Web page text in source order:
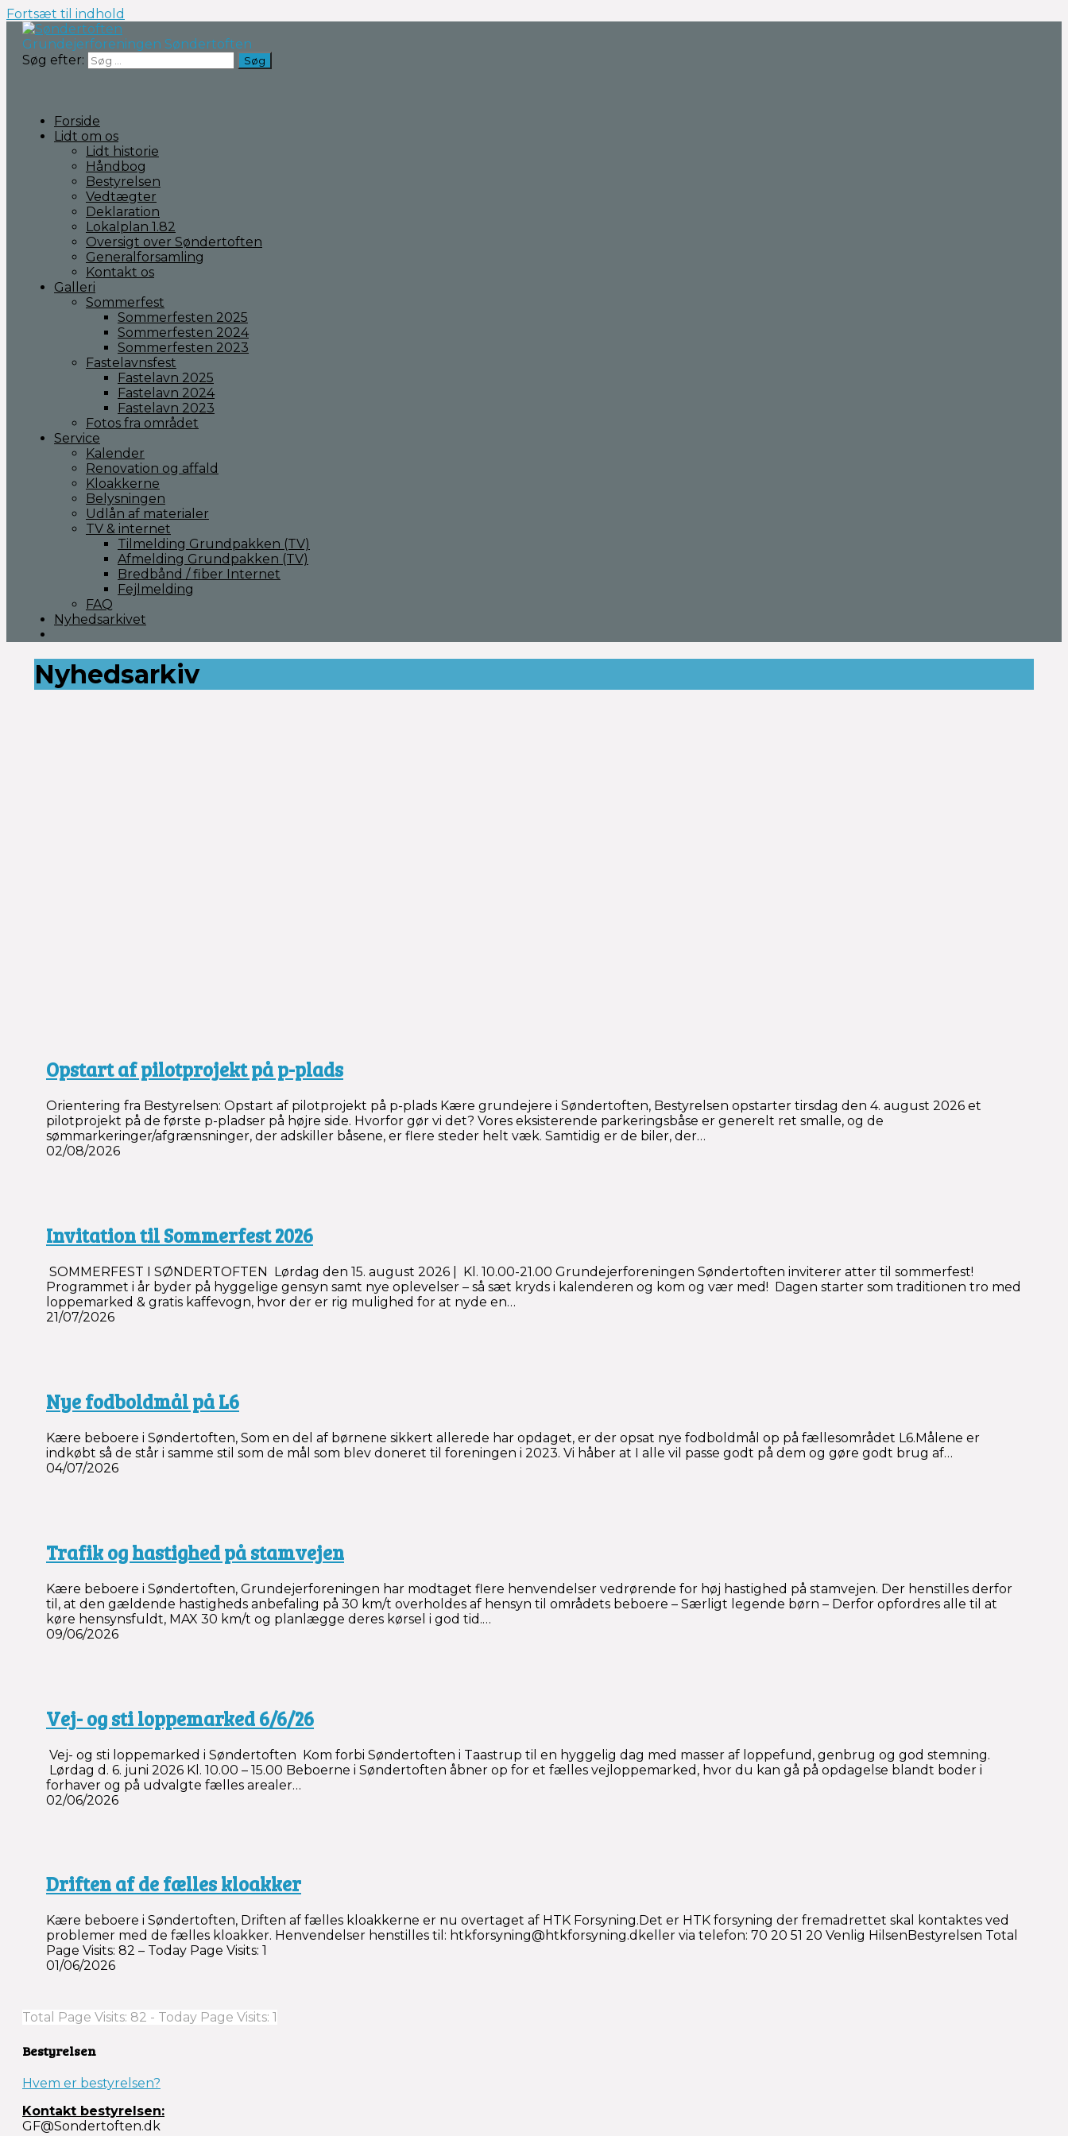
Fortsæt til indhold
Grundejerforeningen Søndertoften
Søg efter:
Forside
Lidt om os
Lidt historie
Håndbog
Bestyrelsen
Vedtægter
Deklaration
Lokalplan 1.82
Oversigt over Søndertoften
Generalforsamling
Kontakt os
Galleri
Sommerfest
Sommerfesten 2025
Sommerfesten 2024
Sommerfesten 2023
Fastelavnsfest
Fastelavn 2025
Fastelavn 2024
Fastelavn 2023
Fotos fra området
Service
Kalender
Renovation og affald
Kloakkerne
Belysningen
Udlån af materialer
TV & internet
Tilmelding Grundpakken (TV)
Afmelding Grundpakken (TV)
Bredbånd / fiber Internet
Fejlmelding
FAQ
Nyhedsarkivet
Nyhedsarkiv
Opstart af pilotprojekt på p-plads
Orientering fra Bestyrelsen: Opstart af pilotprojekt på p-plads Kære grundejere i Søndertoften, Bestyrelsen opstarter tirsdag den 4. august 2026 et
pilotprojekt på de første p-pladser på højre side. Hvorfor gør vi det? Vores eksisterende parkeringsbåse er generelt ret smalle, og de
sømmarkeringer/afgrænsninger, der adskiller båsene, er flere steder helt væk. Samtidig er de biler, der…
02/08/2026
Invitation til Sommerfest 2026
SOMMERFEST I SØNDERTOFTEN Lørdag den 15. august 2026 | Kl. 10.00-21.00 Grundejerforeningen Søndertoften inviterer atter til sommerfest!
Programmet i år byder på hyggelige gensyn samt nye oplevelser – så sæt kryds i kalenderen og kom og vær med! Dagen starter som traditionen tro med
loppemarked & gratis kaffevogn, hvor der er rig mulighed for at nyde en…
21/07/2026
Nye fodboldmål på L6
Kære beboere i Søndertoften, Som en del af børnene sikkert allerede har opdaget, er der opsat nye fodboldmål op på fællesområdet L6.Målene er
indkøbt så de står i samme stil som de mål som blev doneret til foreningen i 2023. Vi håber at I alle vil passe godt på dem og gøre godt brug af…
04/07/2026
Trafik og hastighed på stamvejen
Kære beboere i Søndertoften, Grundejerforeningen har modtaget flere henvendelser vedrørende for høj hastighed på stamvejen. Der henstilles derfor
til, at den gældende hastigheds anbefaling på 30 km/t overholdes af hensyn til områdets beboere – Særligt legende børn – Derfor opfordres alle til at
køre hensynsfuldt, MAX 30 km/t og planlægge deres kørsel i god tid.…
09/06/2026
Vej- og sti loppemarked 6/6/26
Vej- og sti loppemarked i Søndertoften Kom forbi Søndertoften i Taastrup til en hyggelig dag med masser af loppefund, genbrug og god stemning.
Lørdag d. 6. juni 2026 Kl. 10.00 – 15.00 Beboerne i Søndertoften åbner op for et fælles vejloppemarked, hvor du kan gå på opdagelse blandt boder i
forhaver og på udvalgte fælles arealer…
02/06/2026
Driften af de fælles kloakker
Kære beboere i Søndertoften, Driften af fælles kloakkerne er nu overtaget af HTK Forsyning.Det er HTK forsyning der fremadrettet skal kontaktes ved
problemer med de fælles kloakker. Henvendelser henstilles til: htkforsyning@htkforsyning.dkeller via telefon: 70 20 51 20 Venlig HilsenBestyrelsen Total
Page Visits: 82 – Today Page Visits: 1
01/06/2026
Total Page Visits: 82 - Today Page Visits: 1
Bestyrelsen
Hvem er bestyrelsen?
Kontakt bestyrelsen:
GF@Sondertoften.dk